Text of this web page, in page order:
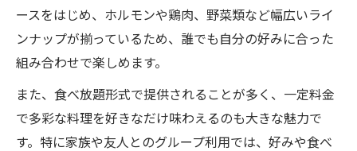
焼肉いちばんのクーポン活用術を徹底解説
焼肉スタンダードコースと上位コース比較
焼肉の料金と内容で選ぶコスパ重視の方法
焼肉食べ放題で無駄なく楽しむための工夫
ースをはじめ、ホルモンや鶏肉、野菜類など幅広いライ
ンナップが揃っているため、誰でも自分の好みに合った
組み合わせで楽しめます。
また、食べ放題形式で提供されることが多く、一定料金
で多彩な料理を好きなだけ味わえるのも大きな魅力で
す。特に家族や友人とのグループ利用では、好みや食べ